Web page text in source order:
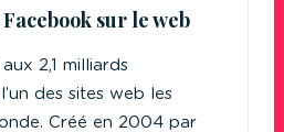
sur le web
2,1 milliards
des sites web les
Créé en 2004 par